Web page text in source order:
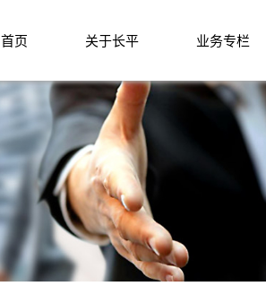
首页 关于长平 业务专栏